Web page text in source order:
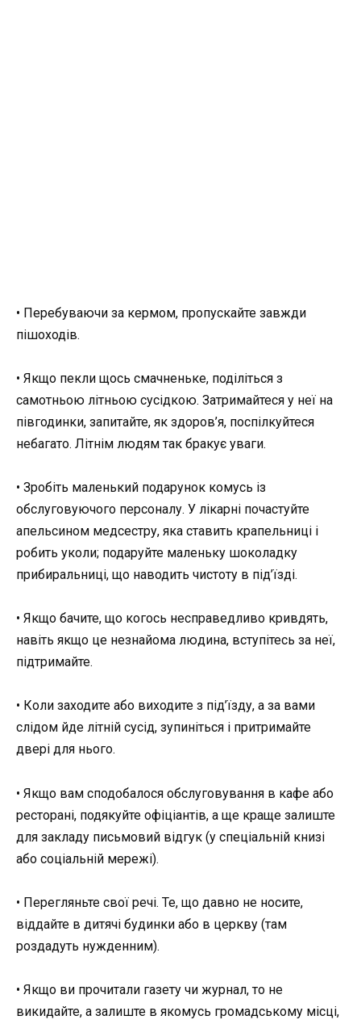
• Перебуваючи за кермом, пропускайте завжди
пішоходів.
• Якщо пекли щось смачненьке, поділіться з
самотньою літньою сусідкою. Затримайтеся у неї на
півгодинки, запитайте, як здоров’я, поспілкуйтеся
небагато. Літнім людям так бракує уваги.
• Зробіть маленький подарунок комусь із
обслуговуючого персоналу. У лікарні почастуйте
апельсином медсестру, яка ставить крапельниці і
робить уколи; подаруйте маленьку шоколадку
прибиральниці, що наводить чистоту в під’їзді.
• Якщо бачите, що когось несправедливо кривдять,
навіть якщо це незнайома людина, вступітесь за неї,
підтримайте.
• Коли заходите або виходите з під’їзду, а за вами
слідом йде літній сусід, зупиніться і притримайте
двері для нього.
• Якщо вам сподобалося обслуговування в кафе або
ресторані, подякуйте офіціантів, а ще краще залиште
для закладу письмовий відгук (у спеціальній книзі
або соціальній мережі).
• Перегляньте свої речі. Те, що давно не носите,
віддайте в дитячі будинки або в церкву (там
роздадуть нужденним).
• Якщо ви прочитали газету чи журнал, то не
викидайте, а залиште в якомусь громадському місці,